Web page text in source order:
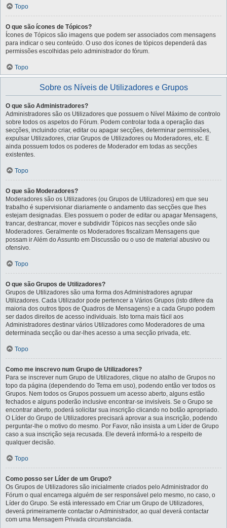
Topo
O que são ícones de Tópicos?
Ícones de Tópicos são imagens que podem ser associados com mensagens
para indicar o seu conteúdo. O uso dos ícones de tópicos dependerá das
permissões escolhidas pelo administrador do fórum.
Topo
Sobre os Níveis de Utilizadores e Grupos
O que são Administradores?
Administradores são os Utilizadores que possuem o Nível Máximo de controlo
sobre todos os aspetos do Fórum. Podem controlar toda a operação das
secções, incluindo criar, editar ou apagar secções, determinar permissões,
expulsar Utilizadores, criar Grupos de Utilizadores ou Moderadores, etc. E
ainda possuem todos os poderes de Moderador em todas as secções
existentes.
Topo
O que são Moderadores?
Moderadores são os Utilizadores (ou Grupos de Utilizadores) em que seu
trabalho é supervisionar diariamente o andamento das secções que lhes
estejam designadas. Eles possuem o poder de editar ou apagar Mensagens,
trancar, destrancar, mover e subdividir Tópicos nas secções onde são
Moderadores. Geralmente os Moderadores fiscalizam Mensagens que
possam ir Além do Assunto em Discussão ou o uso de material abusivo ou
ofensivo.
Topo
O que são Grupos de Utilizadores?
Grupos de Utilizadores são uma forma dos Administradores agrupar
Utilizadores. Cada Utilizador pode pertencer a Vários Grupos (isto difere da
maioria dos outros tipos de Quadros de Mensagens) e a cada Grupo podem
ser dados direitos de acesso individuais. Isto torna mais fácil aos
Administradores destinar vários Utilizadores como Moderadores de uma
determinada secção ou dar-lhes acesso a uma secção privada, etc.
Topo
Como me inscrevo num Grupo de Utilizadores?
Para se inscrever num Grupo de Utilizadores, clique no atalho de Grupos no
topo da página (dependendo do Tema em uso), podendo então ver todos os
Grupos. Nem todos os Grupos possuem um acesso aberto, alguns estão
fechados e alguns poderão inclusive encontrar-se invisíveis. Se o Grupo se
encontrar aberto, poderá solicitar sua inscrição clicando no botão apropriado.
O Líder do Grupo de Utilizadores precisará aprovar a sua inscrição, podendo
perguntar-lhe o motivo do mesmo. Por Favor, não insista a um Líder de Grupo
caso a sua inscrição seja recusada. Ele deverá informá-lo a respeito de
qualquer decisão.
Topo
Como posso ser Líder de um Grupo?
Os Grupos de Utilizadores são inicialmente criados pelo Administrador do
Fórum o qual encarrega alguém de ser responsável pelo mesmo, no caso, o
Líder do Grupo. Se está interessado em Criar um Grupo de Utilizadores,
deverá primeiramente contactar o Administrador, ao qual deverá contactar
com uma Mensagem Privada circunstanciada.